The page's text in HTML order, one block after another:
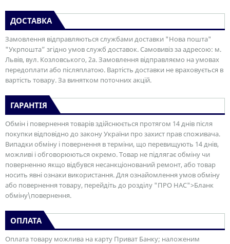
ДОСТАВКА
Замовлення відправляються службами доставки "Нова пошта"
"Укрпошта” згідно умов служб доставок. Самовивіз за адресою: м.
Львів, вул. Козловського, 2а. Замовлення відправляємо на умовах
передоплати або післяплатою. Вартість доставки не враховується в
вартість товару. За винятком поточних акцій.
ГАРАНТІЯ
Обмін і повернення товарів здійснюється протягом 14 днів після
покупки відповідно до закону України про захист прав споживача.
Випадки обміну і повернення в терміни, що перевищують 14 днів,
можливі і обговорюються окремо. Товар не підлягає обміну чи
поверненню якщо відбувся несанкціонований ремонт, або товар
носить явні ознаки використання. Для ознайомлення умов обміну
або повернення товару, перейдіть до розділу "ПРО НАС">Бланк
обміну\повернення.
ОПЛАТА
Оплата товару можлива на карту Приват Банку; наложеним